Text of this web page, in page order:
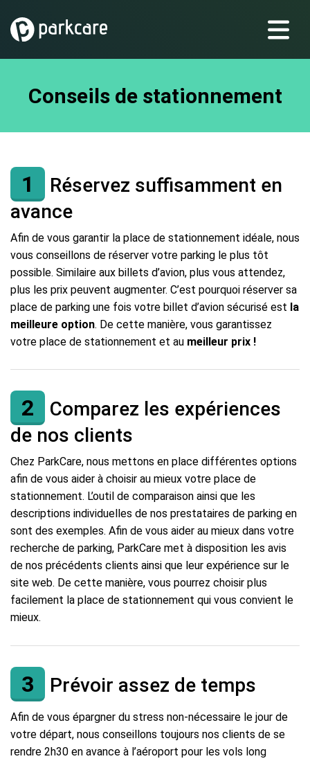
Conseils de stationnement
1
Réservez suffisamment en
avance
Afin de vous garantir la place de stationnement idéale, nous
vous conseillons de réserver votre parking le plus tôt
possible. Similaire aux billets d’avion, plus vous attendez,
plus les prix peuvent augmenter. C’est pourquoi réserver sa
place de parking une fois votre billet d’avion sécurisé est la
meilleure option. De cette manière, vous garantissez
votre place de stationnement et au meilleur prix !
2
Comparez les expériences
de nos clients
Chez ParkCare, nous mettons en place différentes options
afin de vous aider à choisir au mieux votre place de
stationnement. L’outil de comparaison ainsi que les
descriptions individuelles de nos prestataires de parking en
sont des exemples. Afin de vous aider au mieux dans votre
recherche de parking, ParkCare met à disposition les avis
de nos précédents clients ainsi que leur expérience sur le
site web. De cette manière, vous pourrez choisir plus
facilement la place de stationnement qui vous convient le
mieux.
3 Prévoir assez de temps
Afin de vous épargner du stress non-nécessaire le jour de
votre départ, nous conseillons toujours nos clients de se
rendre 2h30 en avance à l’aéroport pour les vols long